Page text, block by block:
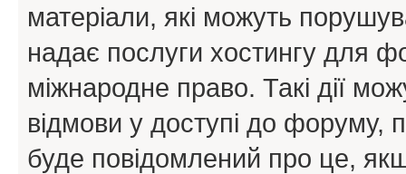
матеріали, які можуть
надає послуги хостингу для
міжнародне право. Такі дії
відмови у доступі до форуму,
буде повідомлений про це,